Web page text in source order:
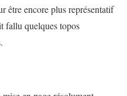
être encore plus représentatif
fallu quelques topos